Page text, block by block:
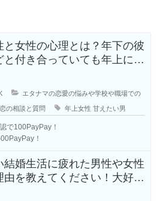
女性の心理とは？年下の彼
付き合っていても年上に甘
のではないで
エタナマの恋愛の悩みや学校や職場での
の相談と質問 年上女性 甘えたい男
で100PayPay！
！
結婚生活に疲れた男性や女性
を教えてください！大好き
結婚生活はお